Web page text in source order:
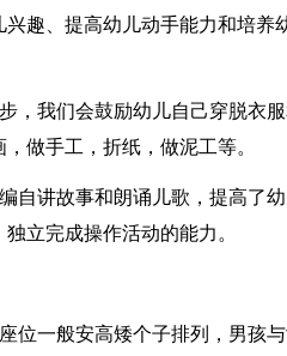
趣、提高幼儿动手能力和培养
，我们会鼓励幼儿自己穿脱衣
做手工，折纸，做泥工等。
自讲故事和朗诵儿歌，提高了
立完成操作活动的能力。
位一般安高矮个子排列，男孩